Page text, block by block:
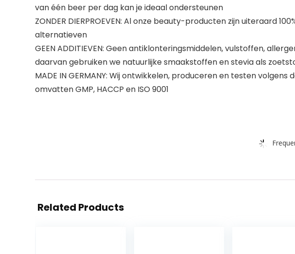
van één beer per dag kan je ideaal ondersteunen
ZONDER DIERPROEVEN: Al onze beauty-producten zijn uiteraard
alternatieven
GEEN ADDITIEVEN: Geen antiklonteringsmiddelen, vulstoffen,
daarvan gebruiken we natuurlijke smaakstoffen en stevia als
MADE IN GERMANY: Wij ontwikkelen, produceren en testen
omvatten GMP, HACCP en ISO 9001
Related Products